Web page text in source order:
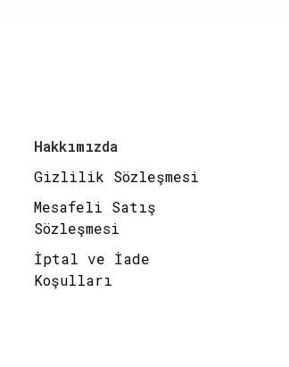
Hakkımızda
Gizlilik Sözleşmesi
Mesafeli Satış
Sözleşmesi
İptal ve İade
Koşulları